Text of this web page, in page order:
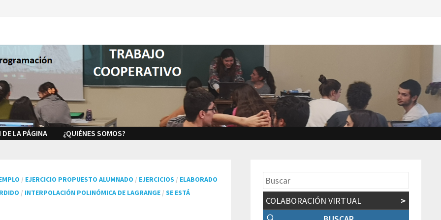
LA PÁGINA ¿QUIÉNES SOMOS?
/ EJERCICIO PROPUESTO ALUMNADO / EJERCICIOS / ELABORADO
/ INTERPOLACIÓN POLINÓMICA DE LAGRANGE /SE ESTÁ
COLABORACIÓN VIRTUAL >